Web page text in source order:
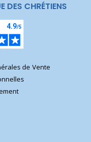
DES CHRÉTIENS
de Vente